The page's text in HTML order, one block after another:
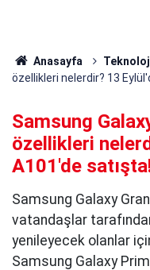
Anasayfa
özellikleri nelerdir? 13
Samsung
özellikleri
A101'de
Samsung Galaxy
vatandaşlar
yenileyecek olanlar
Samsung Galaxy